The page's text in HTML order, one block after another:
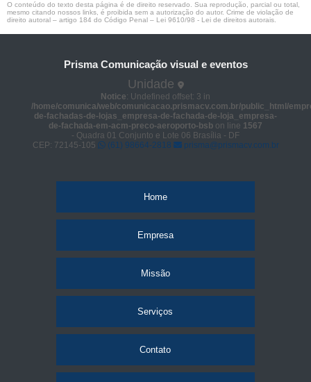
O conteúdo do texto desta página é de direito reservado. Sua reprodução, parcial ou total,
mesmo citando nossos links, é proibida sem a autorização do autor. Crime de violação de
direito autoral – artigo 184 do Código Penal – Lei 9610/98 - Lei de direitos autorais
Prisma Comunicação visual e eventos
Unidade
Notice: Undefined offset: 3 in
/home/comunica/web/comunicacao.prismacv.com.br/public_html/
de-fachadas-de-lojas_empresa-de-fachada-de-loja_empresa-
de-fachada-em-acm-preco-aeroporto-bsb on line 1567
- Quadra 01 Conjunto e Lote 06 Brasília - DF
CEP: 72145-105
(61) 98664-2818 prisma@prismacv.com.br
Home
Empresa
Missão
Serviços
Contato